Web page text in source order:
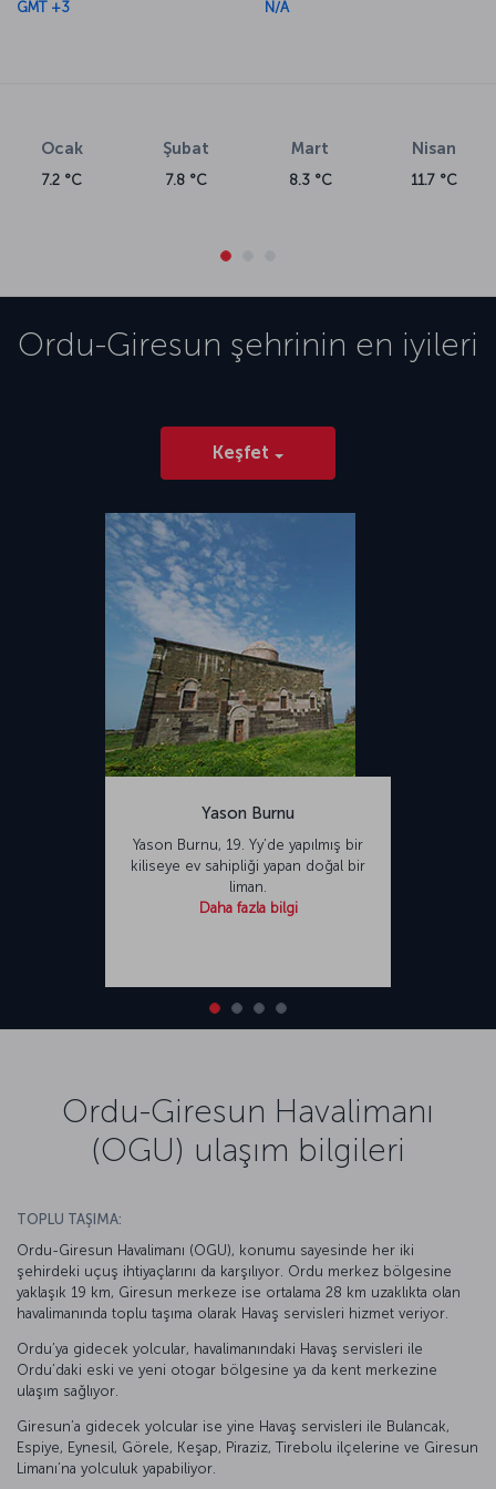
GMT +3
N/A
Ocak
7.2 °C
Şubat
7.8 °C
Mart
8.3 °C
Nisan
11.7 °C
Ordu-Giresun şehrinin en iyileri
Keşfet
Yason Burnu
Yason Burnu, 19. Yy’de yapılmış bir
kiliseye ev sahipliği yapan doğal bir
liman.
Daha fazla bilgi
Ordu-Giresun Havalimanı
(OGU) ulaşım bilgileri
TOPLU TAŞIMA:
Ordu-Giresun Havalimanı (OGU), konumu sayesinde her iki
şehirdeki uçuş ihtiyaçlarını da karşılıyor. Ordu merkez bölgesine
yaklaşık 19 km, Giresun merkeze ise ortalama 28 km uzaklıkta olan
havalimanında toplu taşıma olarak Havaş servisleri hizmet veriyor.
Ordu’ya gidecek yolcular, havalimanındaki Havaş servisleri ile
Ordu’daki eski ve yeni otogar bölgesine ya da kent merkezine
ulaşım sağlıyor.
Giresun’a gidecek yolcular ise yine Havaş servisleri ile Bulancak,
Espiye, Eynesil, Görele, Keşap, Piraziz, Tirebolu ilçelerine ve Giresun
Limanı’na yolculuk yapabiliyor.